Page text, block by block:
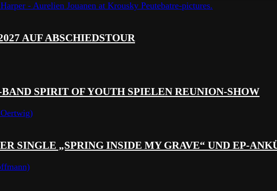
AUF ABSCHIEDSTOUR
SPIRIT OF YOUTH SPIELEN REUNION-SHOW
SINGLE „SPRING INSIDE MY GRAVE“ UND EP-